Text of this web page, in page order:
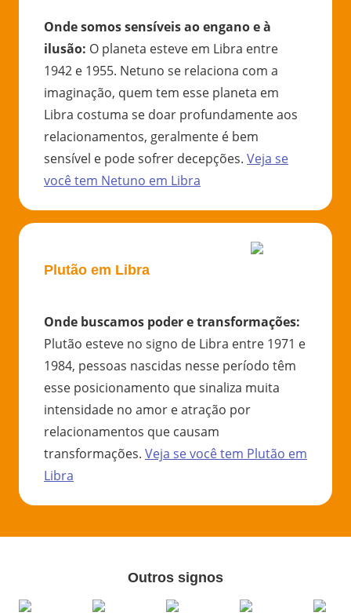
Onde somos sensíveis ao engano e à
ilusão: O planeta esteve em Libra entre
1942 e 1955. Netuno se relaciona com a
imaginação, quem tem esse planeta em
Libra costuma se doar profundamente aos
relacionamentos, geralmente é bem
sensível e pode sofrer decepções. Veja se
você tem Netuno em Libra
Plutão em Libra
Onde buscamos poder e transformações:
Plutão esteve no signo de Libra entre 1971 e
1984, pessoas nascidas nesse período têm
esse posicionamento que sinaliza muita
intensidade no amor e atração por
relacionamentos que causam
transformações. Veja se você tem Plutão em
Libra
Outros signos